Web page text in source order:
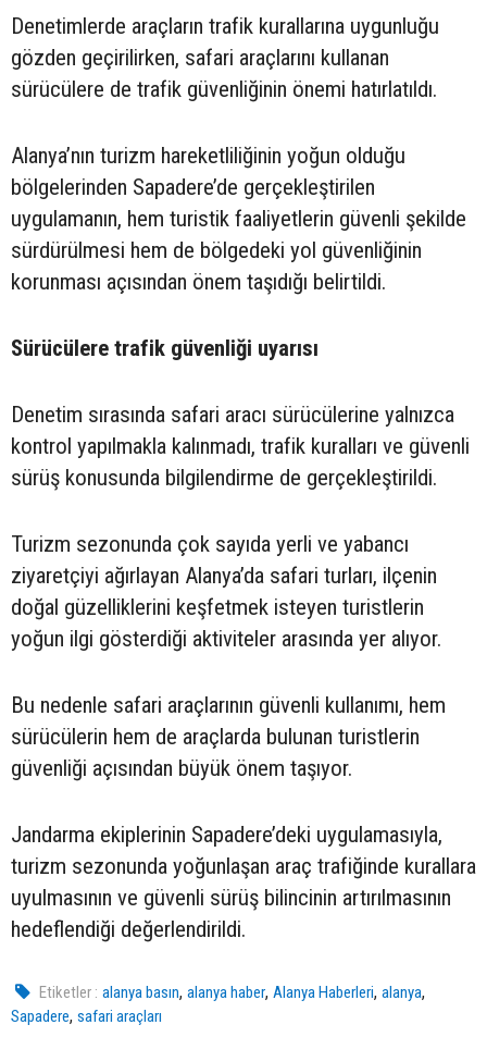
Denetimlerde araçların trafik kurallarına uygunluğu
gözden geçirilirken, safari araçlarını kullanan
sürücülere de trafik güvenliğinin önemi hatırlatıldı.
Alanya’nın turizm hareketliliğinin yoğun olduğu
bölgelerinden Sapadere’de gerçekleştirilen
uygulamanın, hem turistik faaliyetlerin güvenli şekilde
sürdürülmesi hem de bölgedeki yol güvenliğinin
korunması açısından önem taşıdığı belirtildi.
Sürücülere trafik güvenliği uyarısı
Denetim sırasında safari aracı sürücülerine yalnızca
kontrol yapılmakla kalınmadı, trafik kuralları ve güvenli
sürüş konusunda bilgilendirme de gerçekleştirildi.
Turizm sezonunda çok sayıda yerli ve yabancı
ziyaretçiyi ağırlayan Alanya’da safari turları, ilçenin
doğal güzelliklerini keşfetmek isteyen turistlerin
yoğun ilgi gösterdiği aktiviteler arasında yer alıyor.
Bu nedenle safari araçlarının güvenli kullanımı, hem
sürücülerin hem de araçlarda bulunan turistlerin
güvenliği açısından büyük önem taşıyor.
Jandarma ekiplerinin Sapadere’deki uygulamasıyla,
turizm sezonunda yoğunlaşan araç trafiğinde kurallara
uyulmasının ve güvenli sürüş bilincinin artırılmasının
hedeflendiği değerlendirildi.
Etiketler : alanya basın,alanya haber,Alanya Haberleri,alanya,
Sapadere, safari araçları